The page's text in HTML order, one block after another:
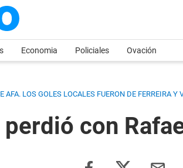
Economia Policiales Ovación
LOS GOLES LOCALES FUERON DE FERREIRA Y
con